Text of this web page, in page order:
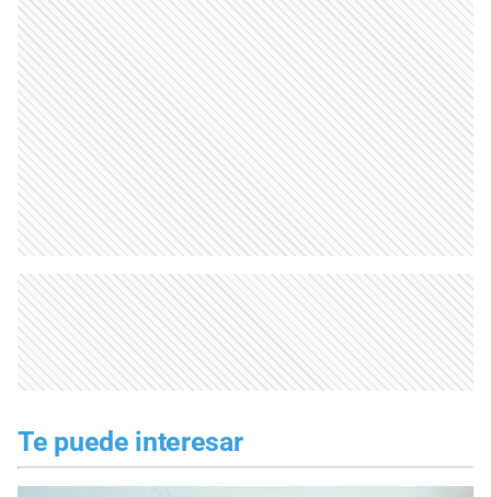
Te puede interesar